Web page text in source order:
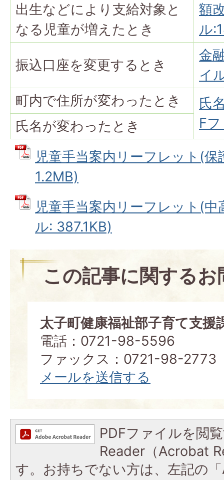
出生などにより支給対象と
なる児童が増えたとき
額
ル
振込口座を変更するとき
金
イ
町内で住所が変わったとき
氏
F
氏名が変わったとき
児童手当案内リーフレット(
1.2MB)
児童手当案内リーフレット(
ル: 387.1KB)
この記事に関する
太子町健康福祉部子育て支援
電話：0721-98-5596
ファックス：0721-98-2773
メールを送信する
PDFファイルを閲
Reader（Acrobat
す。お持ちでない方は、左記の